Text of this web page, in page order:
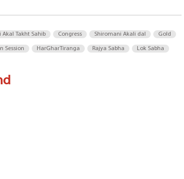
Akal Takht Sahib Congress Shiromani Akali dal Gold
Session HarGharTiranga Rajya Sabha Lok Sabha